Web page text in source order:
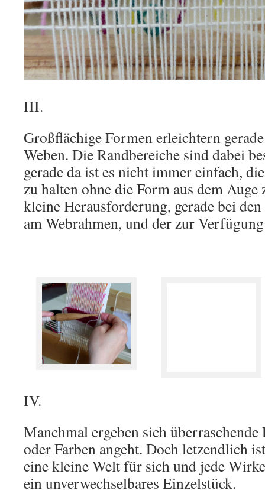
III.
Großflächige Formen erleichtern
Weben. Die Randbereiche sind dabei
gerade da ist es nicht immer einfach,
zu halten ohne die Form aus dem
kleine Herausforderung, gerade bei
am Webrahmen, und der zur
IV.
Manchmal ergeben sich überraschende
oder Farben angeht. Doch letzendlich
eine kleine Welt für sich und jede
ein unverwechselbares Einzelstück.